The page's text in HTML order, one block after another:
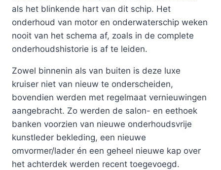
als het blinkende hart van dit schip. Het
onderhoud van motor en onderwaterschip weken
nooit van het schema af, zoals in de complete
onderhoudshistorie is af te leiden.
Zowel binnenin als van buiten is deze luxe
kruiser niet van nieuw te onderscheiden,
bovendien werden met regelmaat vernieuwingen
aangebracht. Zo werden de salon- en eethoek
banken voorzien van nieuwe onderhoudsvrije
kunstleder bekleding, een nieuwe
omvormer/lader én een geheel nieuwe kap over
het achterdek werden recent toegevoegd.